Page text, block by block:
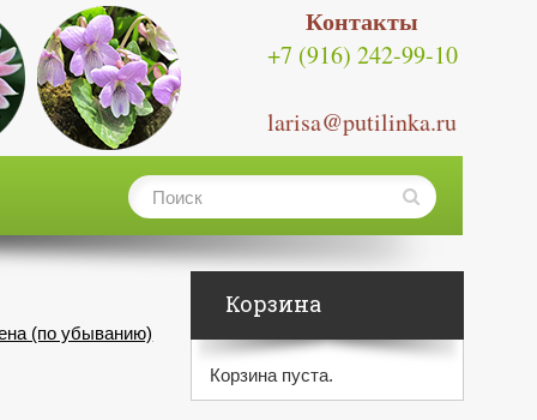
Контакты
+7 (916) 242-99-10
larisa@putilinka.ru
(по убыванию)
Корзина
Корзина пуста.